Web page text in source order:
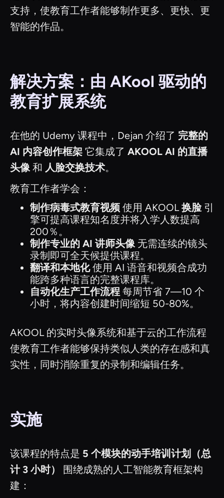
支持，使教育工作者能够制作更多、更快、更
智能的作品。
解决方案：由 AKool 驱动的
教育扩展系统
在他的 Udemy 课程中，Dejan 介绍了 完整的
AI 内容创作框架 它集成了 AKOOL AI 的直播
头像和 人脸交换技术。
教育工作者学会：
制作病毒式教育视频 使用 AKOOL换脸引
擎可提高课程知名度并将入学人数提高
200％。
制作专业的 AI 讲师头像无需连续的镜头
录制即可全天候提供课程。
翻译和本地化使用 AI 语音和视频合成功
能跨多种语言的完整课程库。
自动化生产工作流程 每周节省 7—10 个
小时，将内容创建时间缩短 50-80%。
AKOOL 的实时头像系统和基于云的工作流程
使教育工作者能够保持类似人类的存在感和真
实性，同时消除重复的录制和编辑任务。
实施
该课程的特点是 5 个模块的动手培训计划（总
计 3 小时）
围绕成熟的人工智能教育框架构
建：